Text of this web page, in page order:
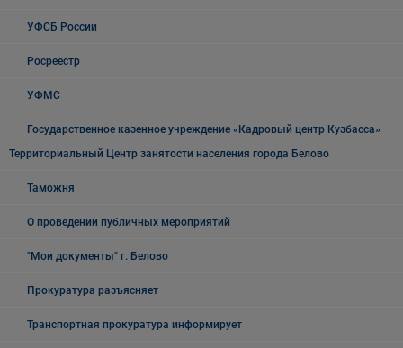
УФСБ России
Росреестр
УФМС
Государственное казенное учреждение «Кадровый центр Кузбасса»
Территориальный Центр занятости населения города Белово
Таможня
О проведении публичных мероприятий
"Мои документы" г. Белово
Прокуратура разъясняет
Транспортная прокуратура информирует